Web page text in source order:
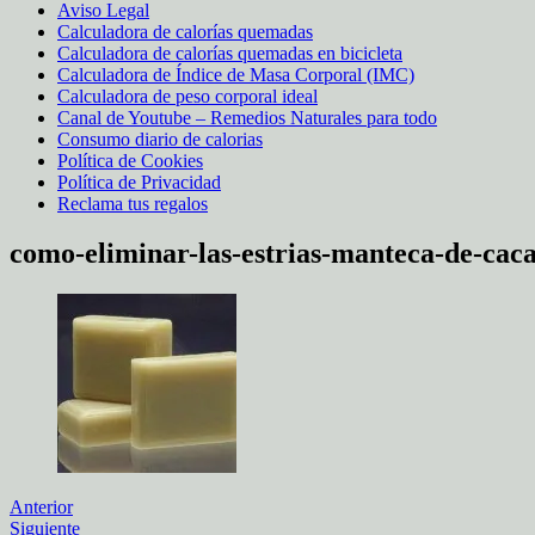
Aviso Legal
Calculadora de calorías quemadas
Calculadora de calorías quemadas en bicicleta
Calculadora de Índice de Masa Corporal (IMC)
Calculadora de peso corporal ideal
Canal de Youtube – Remedios Naturales para todo
Consumo diario de calorias
Política de Cookies
Política de Privacidad
Reclama tus regalos
como-eliminar-las-estrias-manteca-de-
Anterior
Siguiente